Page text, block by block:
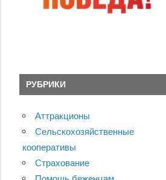
РУБРИКИ
Аттракционы
Сельскохозяйственные
кооперативы
Страхование